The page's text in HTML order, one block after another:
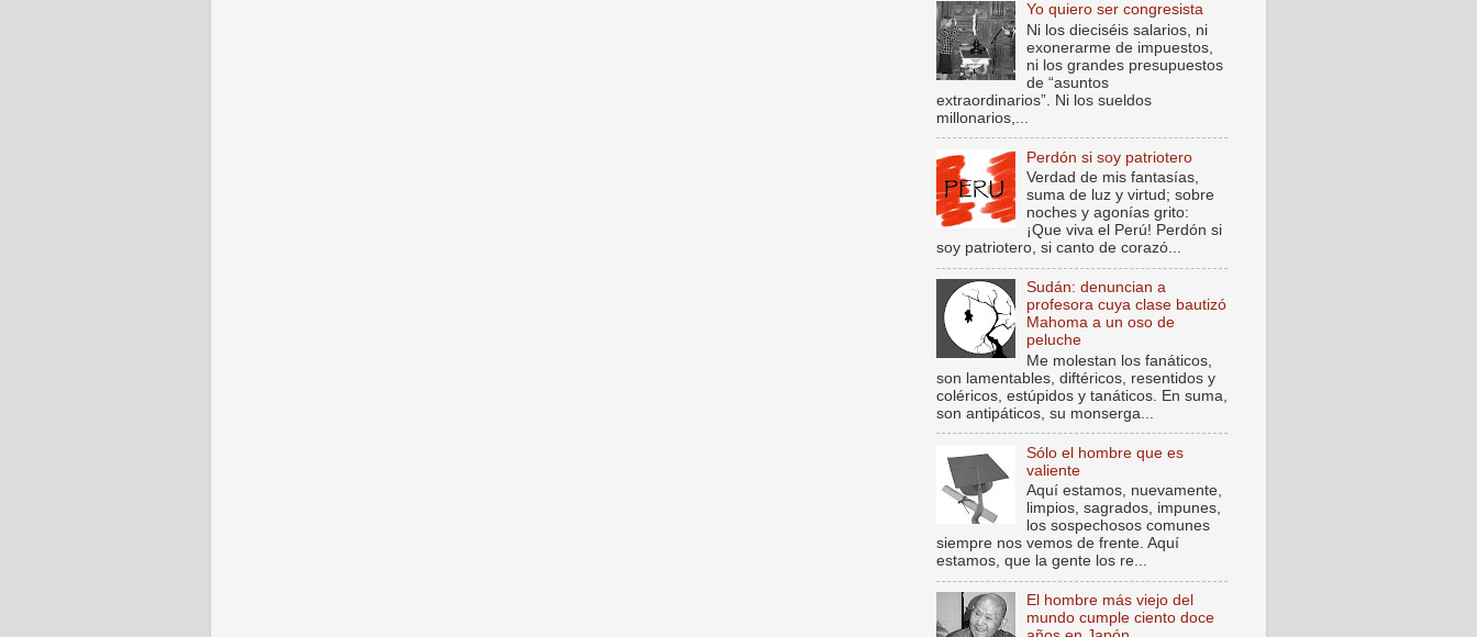
Yo quiero ser congresista
Ni los dieciséis salarios, ni
exonerarme de impuestos,
ni los grandes presupuestos
de “asuntos
extraordinarios”. Ni los sueldos
millonarios,...
Perdón si soy patriotero
Verdad de mis fantasías,
suma de luz y virtud; sobre
noches y agonías grito:
¡Que viva el Perú! Perdón si
soy patriotero, si canto de corazó...
Sudán: denuncian a
profesora cuya clase bautizó
Mahoma a un oso de
peluche
Me molestan los fanáticos,
son lamentables, diftéricos, resentidos y
coléricos, estúpidos y tanáticos. En suma,
son antipáticos, su monserga...
Sólo el hombre que es
valiente
Aquí estamos, nuevamente,
limpios, sagrados, impunes,
los sospechosos comunes
siempre nos vemos de frente. Aquí
estamos, que la gente los re...
El hombre más viejo del
mundo cumple ciento doce